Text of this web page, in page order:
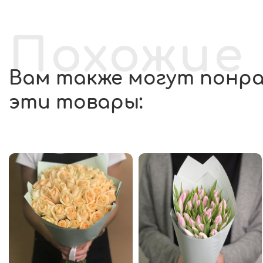
Похожие
Вам также могут
эти товары: